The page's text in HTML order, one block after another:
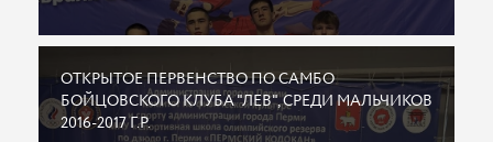
ОТКРЫТОЕ ПЕРВЕНСТВО ПО САМБО
БОЙЦОВСКОГО КЛУБА "ЛЕВ", СРЕДИ МАЛЬЧИКОВ
2016-2017 Г.Р.